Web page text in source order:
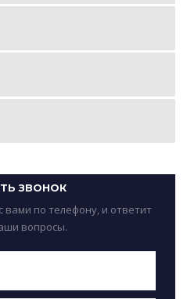
ЗВОНОК
по телефону, и ответит
вопросы.